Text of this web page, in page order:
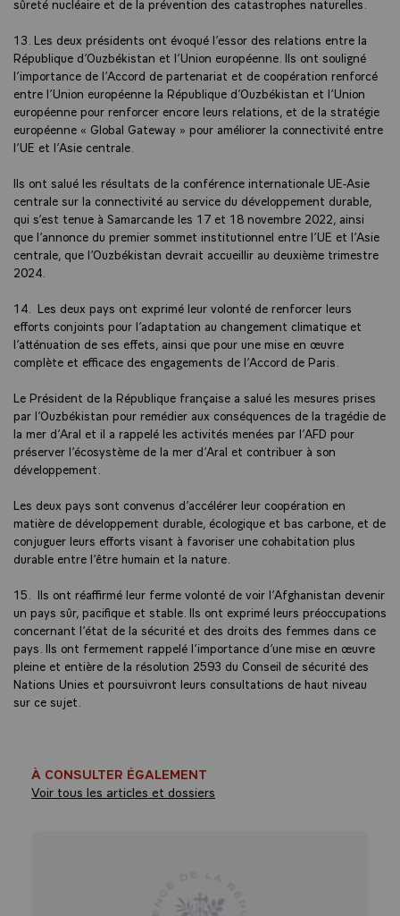
13. Les deux présidents ont évoqué l’essor des relations entre la
République d’Ouzbékistan et l’Union européenne. Ils ont souligné
l’importance de l’Accord de partenariat et de coopération renforcé
entre l’Union européenne la République d’Ouzbékistan et l’Union
européenne pour renforcer encore leurs relations, et de la stratégie
européenne « Global Gateway » pour améliorer la connectivité entre
l’UE et l’Asie centrale.
Ils ont salué les résultats de la conférence internationale UE-Asie
centrale sur la connectivité au service du développement durable,
qui s’est tenue à Samarcande les 17 et 18 novembre 2022, ainsi
que l’annonce du premier sommet institutionnel entre l’UE et l’Asie
centrale, que l’Ouzbékistan devrait accueillir au deuxième trimestre
2024.
14. Les deux pays ont exprimé leur volonté de renforcer leurs
efforts conjoints pour l’adaptation au changement climatique et
l’atténuation de ses effets, ainsi que pour une mise en œuvre
complète et efficace des engagements de l’Accord de Paris.
Le Président de la République française a salué les mesures prises
par l’Ouzbékistan pour remédier aux conséquences de la tragédie de
la mer d’Aral et il a rappelé les activités menées par l’AFD pour
préserver l’écosystème de la mer d’Aral et contribuer à son
développement.
Les deux pays sont convenus d’accélérer leur coopération en
matière de développement durable, écologique et bas carbone, et de
conjuguer leurs efforts visant à favoriser une cohabitation plus
durable entre l’être humain et la nature.
15. Ils ont réaffirmé leur ferme volonté de voir l’Afghanistan devenir
un pays sûr, pacifique et stable. Ils ont exprimé leurs préoccupations
concernant l’état de la sécurité et des droits des femmes dans ce
pays. Ils ont fermement rappelé l’importance d’une mise en œuvre
pleine et entière de la résolution 2593 du Conseil de sécurité des
Nations Unies et poursuivront leurs consultations de haut niveau
sur ce sujet.
À CONSULTER ÉGALEMENT
Voir tous les articles et dossiers